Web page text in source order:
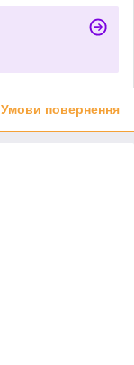
Умови повернення